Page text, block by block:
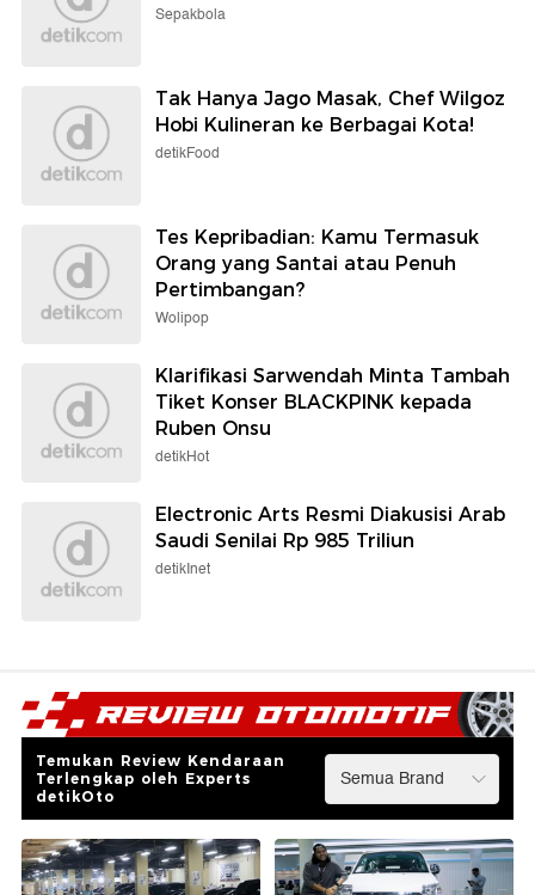
Sepakbola
Tak Hanya Jago Masak, Chef Wilgoz
Hobi Kulineran ke Berbagai Kota!
detikFood
Tes Kepribadian: Kamu Termasuk
Orang yang Santai atau Penuh
Pertimbangan?
Wolipop
Klarifikasi Sarwendah Minta Tambah
Tiket Konser BLACKPINK kepada
Ruben Onsu
detikHot
Electronic Arts Resmi Diakusisi Arab
Saudi Senilai Rp 985 Triliun
detikInet
Temukan Review Kendaraan
Terlengkap oleh Experts
detikOto